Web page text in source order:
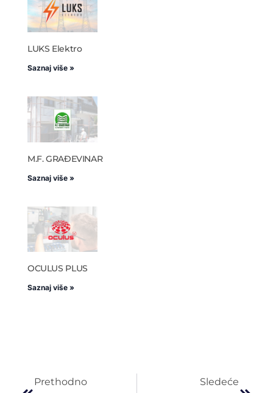
LUKS Elektro
Saznaj više »
M.F. GRAĐEVINAR
Saznaj više »
OCULUS PLUS
Saznaj više »
Prethodno Sledeće